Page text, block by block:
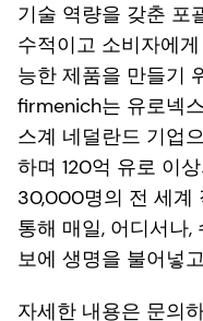
기술 역량을 갖춘 포
수적이고 소비자에
능한 제품을 만들기
firmenich는 유로넥
스계 네덜란드 기업
하며 120억 유로 이
30,000명의 전 세계
통해 매일, 어디서나,
보에 생명을 불어넣
자세한 내용은 문의